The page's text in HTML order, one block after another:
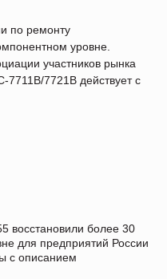
по ремонту
уровне.
участников рынка
7721B действует с
восстановили более 30
для предприятий России
с описанием